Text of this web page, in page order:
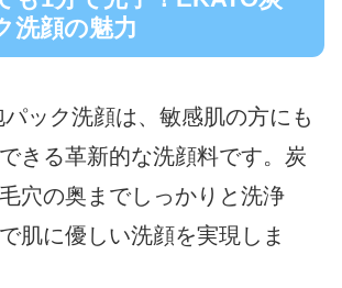
洗顔の魅力
ック洗顔は、敏感肌の方にも
きる革新的な洗顔料です。炭
穴の奥までしっかりと洗浄
肌に優しい洗顔を実現しま